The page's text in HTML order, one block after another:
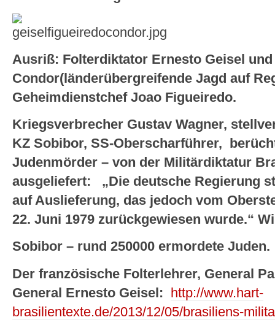
Ausriß: Folterdiktator Ernesto Geisel
Condor(länderübergreifende Jagd auf
Geheimdienstchef Joao Figueiredo.
Kriegsverbrecher Gustav Wagner,
KZ Sobibor, SS-Oberscharführer,
Judenmörder – von der Militärdiktatur
ausgeliefert:
„Die deutsche Regierung
auf Auslieferung, das jedoch vom
22. Juni 1979 zurückgewiesen wurde.“
Sobibor – rund 250000 ermordete Juden.
Der französische Folterlehrer, General
General Ernesto Geisel:
http://www.hart-
brasilientexte.de/2013/12/05/brasiliens-